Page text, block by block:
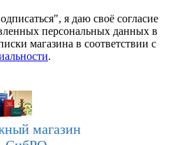
я даю своё согласие
персональных данных в
магазина в соответствии с
.
магазин